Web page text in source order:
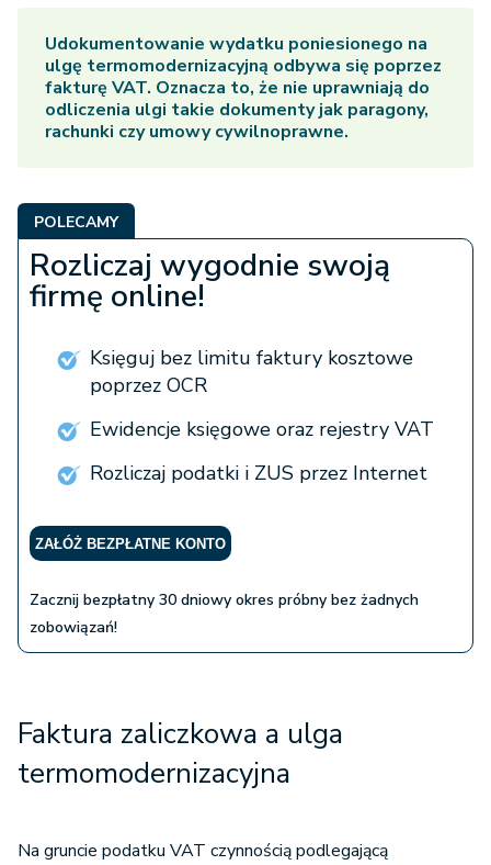
Udokumentowanie wydatku poniesionego na
ulgę termomodernizacyjną odbywa się poprzez
fakturę VAT. Oznacza to, że nie uprawniają do
odliczenia ulgi takie dokumenty jak paragony,
rachunki czy umowy cywilnoprawne.
POLECAMY
Rozliczaj wygodnie swoją
firmę online!
Księguj bez limitu faktury kosztowe
poprzez OCR
Ewidencje księgowe oraz rejestry VAT
Rozliczaj podatki i ZUS przez Internet
ZAŁÓŻ BEZPŁATNE KONTO
Zacznij bezpłatny 30 dniowy okres próbny bez żadnych
zobowiązań!
Faktura zaliczkowa a ulga
termomodernizacyjna
Na gruncie podatku VAT czynnością podlegającą